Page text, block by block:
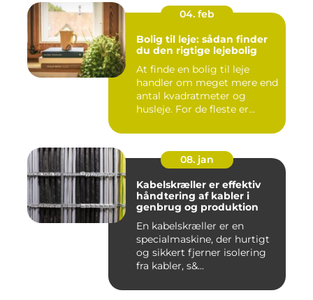
04. feb
Bolig til leje: sådan finder
du den rigtige lejebolig
At finde en bolig til leje
handler om meget mere end
antal kvadratmeter og
husleje. For de fleste er...
08. jan
Kabelskræller er effektiv
håndtering af kabler i
genbrug og produktion
En kabelskræller er en
specialmaskine, der hurtigt
og sikkert fjerner isolering
fra kabler, s&...